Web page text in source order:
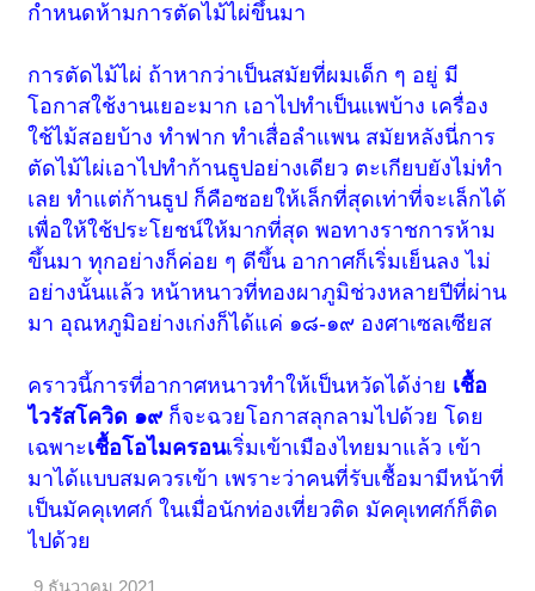
กำหนดห้ามการตัดไม้ไผ่ขึ้นมา
การตัดไม้ไผ่ ถ้าหากว่าเป็นสมัยที่ผมเด็ก ๆ อยู่ มี
โอกาสใช้งานเยอะมาก เอาไปทำเป็นแพบ้าง เครื่อง
ใช้ไม้สอยบ้าง ทำฟาก ทำเสื่อลำแพน สมัยหลังนี่การ
ตัดไม้ไผ่เอาไปทำก้านธูปอย่างเดียว ตะเกียบยังไม่ทำ
เลย ทำแต่ก้านธูป ก็คือซอยให้เล็กที่สุดเท่าที่จะเล็กได้
เพื่อให้ใช้ประโยชน์ให้มากที่สุด พอทางราชการห้าม
ขึ้นมา ทุกอย่างก็ค่อย ๆ ดีขึ้น อากาศก็เริ่มเย็นลง ไม่
อย่างนั้นแล้ว หน้าหนาวที่ทองผาภูมิช่วงหลายปีที่ผ่าน
มา อุณหภูมิอย่างเก่งก็ได้แค่ ๑๘-๑๙ องศาเซลเซียส
คราวนี้การที่อากาศหนาวทำให้เป็นหวัดได้ง่าย เชื้อ
ไวรัสโควิด ๑๙ ก็จะฉวยโอกาสลุกลามไปด้วย โดย
เฉพาะเชื้อโอไมครอนเริ่มเข้าเมืองไทยมาแล้ว เข้า
มาได้แบบสมควรเข้า เพราะว่าคนที่รับเชื้อมามีหน้าที่
เป็นมัคคุเทศก์ ในเมื่อนักท่องเที่ยวติด มัคคุเทศก์ก็ติด
ไปด้วย